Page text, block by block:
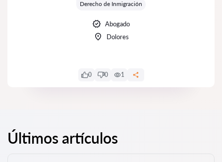
Derecho de Inmigración
Abogado
Dolores
0 0 1
Últimos artículos